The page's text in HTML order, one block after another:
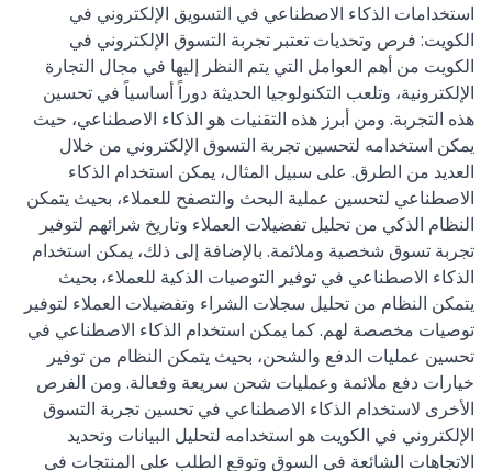
استخدامات الذكاء الاصطناعي في التسويق الإلكتروني في
الكويت: فرص وتحديات تعتبر تجربة التسوق الإلكتروني في
الكويت من أهم العوامل التي يتم النظر إليها في مجال التجارة
الإلكترونية، وتلعب التكنولوجيا الحديثة دوراً أساسياً في تحسين
هذه التجربة. ومن أبرز هذه التقنيات هو الذكاء الاصطناعي، حيث
يمكن استخدامه لتحسين تجربة التسوق الإلكتروني من خلال
العديد من الطرق. على سبيل المثال، يمكن استخدام الذكاء
الاصطناعي لتحسين عملية البحث والتصفح للعملاء، بحيث يتمكن
النظام الذكي من تحليل تفضيلات العملاء وتاريخ شرائهم لتوفير
تجربة تسوق شخصية وملائمة. بالإضافة إلى ذلك، يمكن استخدام
الذكاء الاصطناعي في توفير التوصيات الذكية للعملاء، بحيث
يتمكن النظام من تحليل سجلات الشراء وتفضيلات العملاء لتوفير
توصيات مخصصة لهم. كما يمكن استخدام الذكاء الاصطناعي في
تحسين عمليات الدفع والشحن، بحيث يتمكن النظام من توفير
خيارات دفع ملائمة وعمليات شحن سريعة وفعالة. ومن الفرص
الأخرى لاستخدام الذكاء الاصطناعي في تحسين تجربة التسوق
الإلكتروني في الكويت هو استخدامه لتحليل البيانات وتحديد
الاتجاهات الشائعة في السوق وتوقع الطلب على المنتجات في